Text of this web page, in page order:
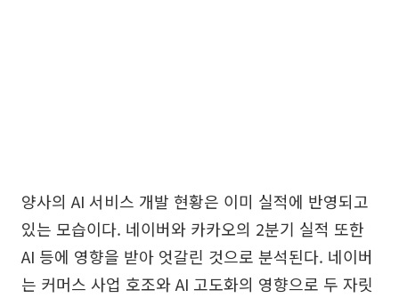
양사의 AI 서비스 개발 현황은 이미 실적에 반영되고
있는 모습이다. 네이버와 카카오의 2분기 실적 또한
AI 등에 영향을 받아 엇갈린 것으로 분석된다. 네이버
는 커머스 사업 호조와 AI 고도화의 영향으로 두 자릿